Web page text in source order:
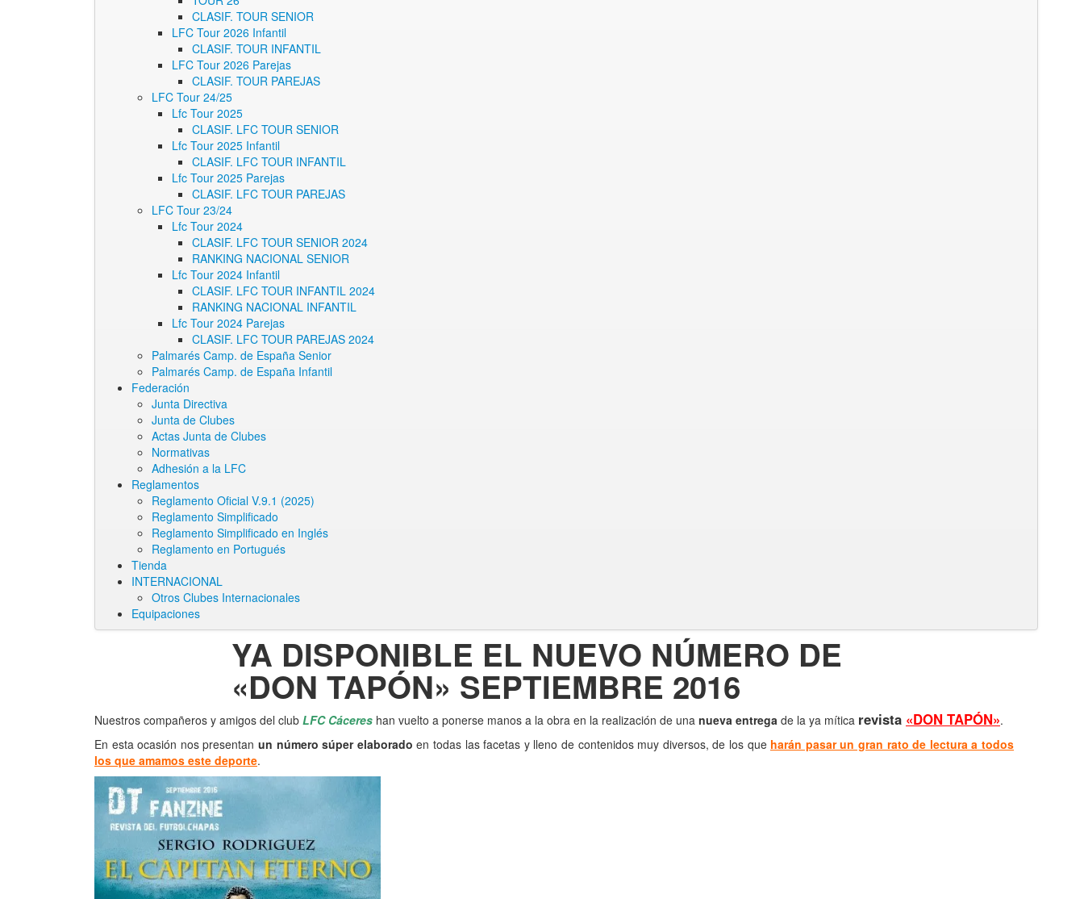
CLASIF. TOUR SENIOR
LFC Tour 2026 Infantil
CLASIF. TOUR INFANTIL
LFC Tour 2026 Parejas
CLASIF. TOUR PAREJAS
LFC Tour 24/25
Lfc Tour 2025
CLASIF. LFC TOUR SENIOR
Lfc Tour 2025 Infantil
CLASIF. LFC TOUR INFANTIL
Lfc Tour 2025 Parejas
CLASIF. LFC TOUR PAREJAS
LFC Tour 23/24
Lfc Tour 2024
CLASIF. LFC TOUR SENIOR 2024
RANKING NACIONAL SENIOR
Lfc Tour 2024 Infantil
CLASIF. LFC TOUR INFANTIL 2024
RANKING NACIONAL INFANTIL
Lfc Tour 2024 Parejas
CLASIF. LFC TOUR PAREJAS 2024
Palmarés Camp. de España Senior
Palmarés Camp. de España Infantil
Federación
Junta Directiva
Junta de Clubes
Actas Junta de Clubes
Normativas
Adhesión a la LFC
Reglamentos
Reglamento Oficial V.9.1 (2025)
Reglamento Simplificado
Reglamento Simplificado en Inglés
Reglamento en Portugués
Tienda
INTERNACIONAL
Otros Clubes Internacionales
Equipaciones
YA DISPONIBLE EL NUEVO NÚMERO DE
«DON TAPÓN» SEPTIEMBRE 2016
Nuestros compañeros y amigos del club LFC Cáceres han vuelto a ponerse manos a la obra en la realización de una nueva entrega de la ya mítica revista «DON TAPÓN».
En esta ocasión nos presentan un número súper elaborado en todas las facetas y lleno de contenidos muy diversos, de los que harán pasar un gran rato de lectura a todos
los que amamos este deporte.
Navegación
por
entrada